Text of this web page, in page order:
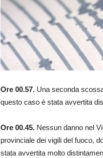
Ore 00.57. Una seconda
questo caso è stata avvertita
Ore 00.45. Nessun danno nel
provinciale dei vigili del fuoco,
stata avvertita molto